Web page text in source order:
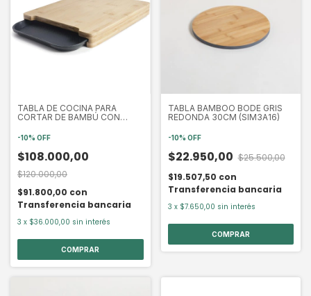
TABLA DE COCINA PARA
CORTAR DE BAMBÚ CON
-10% OFF
$108.000,00
$120.000,00
$91.800,00 con
Transferencia bancaria
3 x $36.000,00 sin interés
TABLA BAMBOO BODE GRIS
REDONDA 30CM (SIM3A16)
-10% OFF
$22.950,00 $25.500,00
$19.507,50 con
Transferencia bancaria
3 x $7.650,00 sin interés